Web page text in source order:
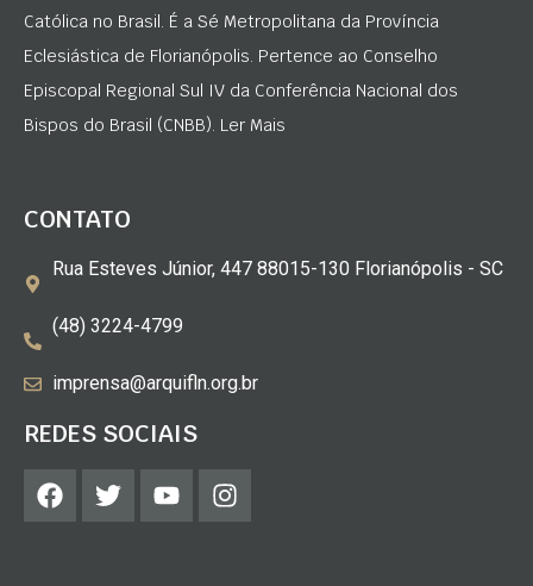
Católica no Brasil. É a Sé Metropolitana da Província
Eclesiástica de Florianópolis. Pertence ao Conselho
Episcopal Regional Sul IV da Conferência Nacional dos
Bispos do Brasil (CNBB). Ler Mais
CONTATO
Rua Esteves Júnior, 447 88015-130 Florianópolis - SC
(48) 3224-4799
imprensa@arquifln.org.br
REDES SOCIAIS